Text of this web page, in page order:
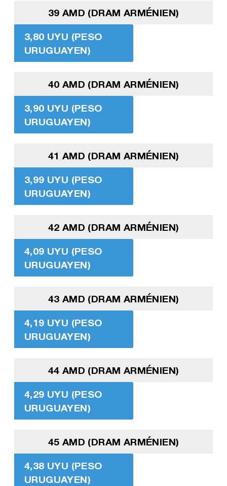
39 AMD (DRAM ARMÉNIEN)
3,80 UYU (PESO
URUGUAYEN)
40 AMD (DRAM ARMÉNIEN)
3,90 UYU (PESO
URUGUAYEN)
41 AMD (DRAM ARMÉNIEN)
3,99 UYU (PESO
URUGUAYEN)
42 AMD (DRAM ARMÉNIEN)
4,09 UYU (PESO
URUGUAYEN)
43 AMD (DRAM ARMÉNIEN)
4,19 UYU (PESO
URUGUAYEN)
44 AMD (DRAM ARMÉNIEN)
4,29 UYU (PESO
URUGUAYEN)
45 AMD (DRAM ARMÉNIEN)
4,38 UYU (PESO
URUGUAYEN)